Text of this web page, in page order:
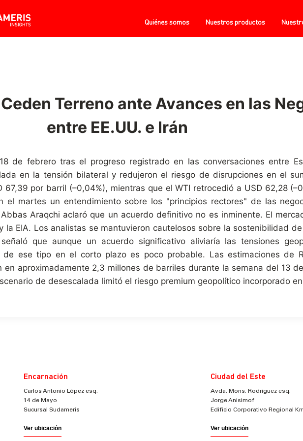
Quiénes somos Nuestros productos
Terreno ante Avances en las
entre EE.UU. e Irán
de febrero tras el progreso registrado en las conversaciones entre
en la tensión bilateral y redujeron el riesgo de disrupciones en el
por barril (–0,04%), mientras que el WTI retrocedió a USD 62,28
el martes un entendimiento sobre los "principios rectores" de las
Araqchi aclaró que un acuerdo definitivo no es inminente. El
la EIA. Los analistas se mantuvieron cautelosos sobre la sostenibilidad
que aunque un acuerdo significativo aliviaría las tensiones
ese tipo en el corto plazo es poco probable. Las estimaciones de
en aproximadamente 2,3 millones de barriles durante la semana del 13
de desescalada limitó el riesgo premium geopolítico incorporado
Encarnación
Carlos Antonio López esq.
14 de Mayo
Sucursal Sudameris
Ver ubicación
Ciudad del Este
Avda. Mons. Rodriguez esq.
Jorge Anisimof
Edificio Corporativo Regional
Ver ubicación